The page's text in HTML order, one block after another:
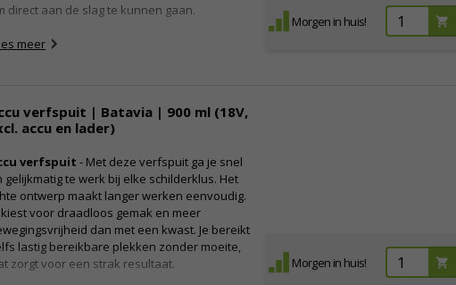
Powerplus verfpistool
Instelbare sproeipatronen
Geschikt voor de meeste verfsoorten
verpakking:
1x POWAIR0105 verfpistool
1x Borstel
1x Handleiding
direct aan de slag te kunnen gaan.
de kwaliteit van een Power plus
en emmers dankzij dit handige
Het pistool biedt een compacte
om snel en vooral netjes te kunnen
Dankzij de nauwkeurige spuitmond zul
last hebben van verfspatten op je
of handen. Met de meegeleverde
kun je eenvoudig checken of
verf geschikt is voor de verfspuit. Door
van de geïntegreerde verfdebiet
stel de verfspuit precies af op de door
gebruikte verf voor een egaal eindresultaat.
meer
Morgen in huis!
verfspuit | Batavia | 900 ml (18V,
accu en lader)
verfspuit - Met deze verfspuit ga je snel
gelijkmatig te werk bij elke schilderklus. Het
ontwerp maakt langer werken eenvoudig.
kiest voor draadloos gemak en meer
dan met een kwast. Je bereikt
lastig bereikbare plekken zonder moeite,
zorgt voor een strak resultaat.
Morgen in huis!